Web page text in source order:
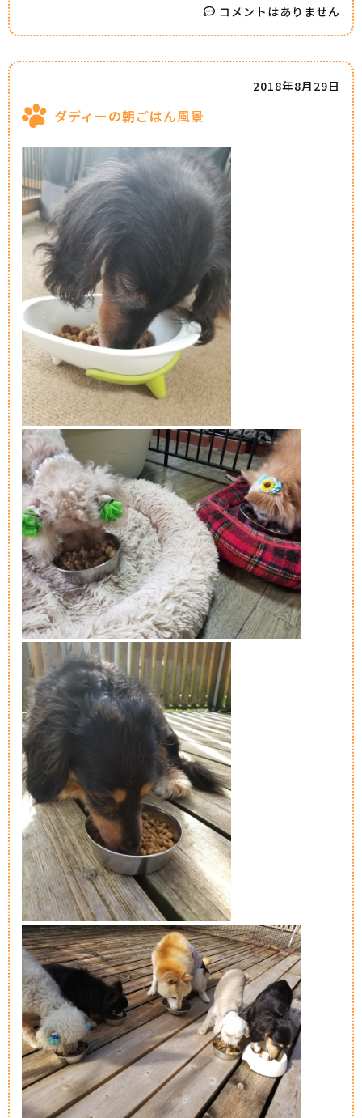
コメントはありません
ダディーの朝ごはん風景
2018年8月29日